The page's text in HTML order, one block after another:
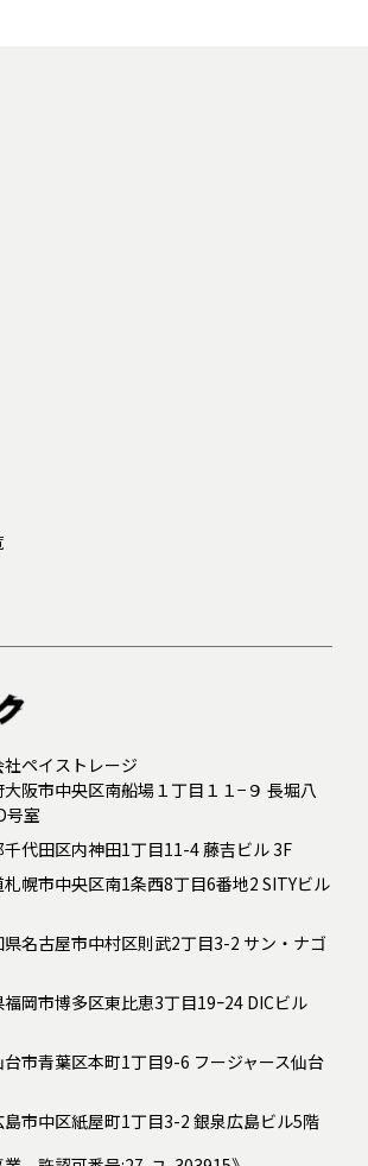
ペイストレージ
阪市中央区南船場１丁目１１−９ 長堀八
号室
代田区内神田1丁目11-4 藤吉ビル 3F
幌市中央区南1条西8丁目6番地2 SITYビル
名古屋市中村区則武2丁目3-2 サン・ナゴ
岡市博多区東比恵3丁目19ｰ24 DICビル
市青葉区本町1丁目9-6 フージャース仙台
市中区紙屋町1丁目3-2 銀泉広島ビル5階